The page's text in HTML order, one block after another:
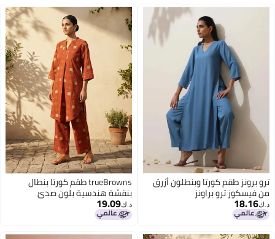
ترو برونز طقم كورتا وبنطلون أزرق
من فيسكوز ترو براونز
د.ك‏18.16
trueBrowns طقم كورتا بنطال
بنقشة هندسية بلون صدئ
د.ك‏19.09